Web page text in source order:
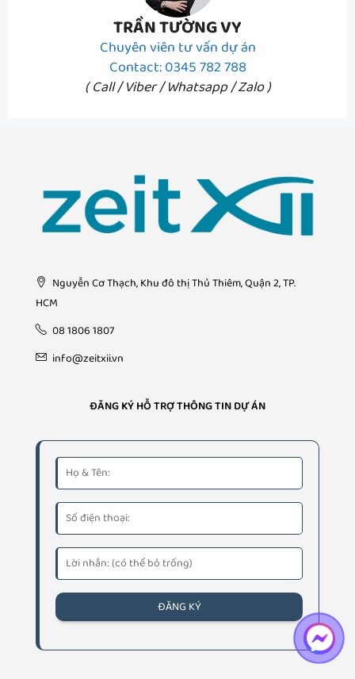
TRẦN TƯỜNG VY
Chuyên viên tư vấn dự án
Contact: 0345 782 788
( Call / Viber / Whatsapp / Zalo )
Nguyễn Cơ Thạch, Khu đô thị Thủ Thiêm, Quận 2, TP.
HCM
08 1806 1807
info@zeitxii.vn
ĐĂNG KÝ HỖ TRỢ THÔNG TIN DỰ ÁN